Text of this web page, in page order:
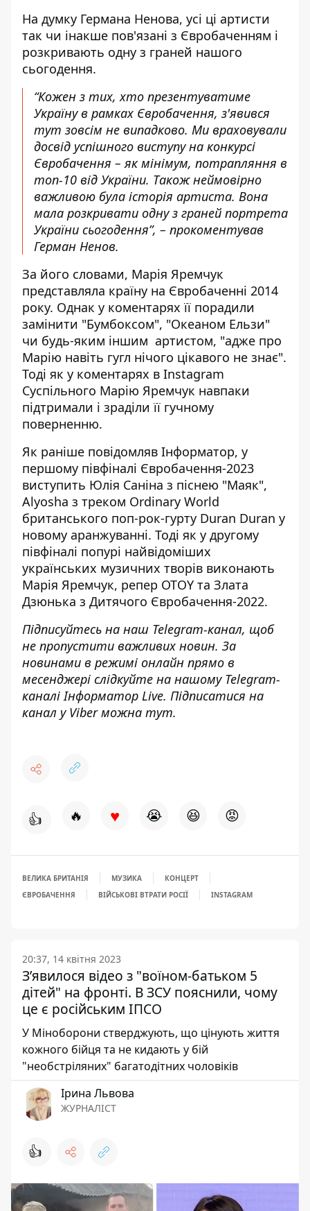
На думку Германа Ненова, усі ці артисти
так чи інакше пов'язані з Євробаченням і
розкривають одну з граней нашого
сьогодення.
“Кожен з тих, хто презентуватиме
Україну в рамках Євробачення, з'явився
тут зовсім не випадково. Ми враховували
досвід успішного виступу на конкурсі
Євробачення – як мінімум, потрапляння в
топ-10 від України. Такожнеймовірно
важливою була історія артиста. Вона
мала розкривати одну з граней портрета
України сьогодення”, – прокоментував
Герман Ненов.
За його словами, Марія Яремчук
представляла країну на Євробаченні 2014
року. Однак у коментарях її порадили
замінити "Бумбоксом", "Океаном Ельзи"
чи будь-яким іншим артистом, "адже про
Марію навіть гугл нічого цікавого не знає".
Тоді як у коментарях в Instagram
Суспільного Марію Яремчук навпаки
підтримали і зраділи її гучному
поверненню.
Як раніше повідомляв Інформатор, у
першому півфіналі Євробачення-2023
виступить Юлія Саніна з піснею "Маяк",
Alyosha з треком Ordinary World
британського поп-рок-гурту Duran Duran у
новому аранжуванні. Тоді як у другому
півфіналі попурі найвідоміших
українських музичних творів виконають
Марія Яремчук, репер OTOY та Злата
Дзюнька з Дитячого Євробачення-2022.
Підписуйтесь на наш Telegram-канал, щоб
не пропустити важливих новин. За
новинами в режимі онлайн прямо в
месенджері слідкуйте на нашому Telegram-
каналіІнформатор Live. Підписатися на
канал у Viber можна тут.
👍 🔥 ♥ 😭 😆 😡
ВЕЛИКА БРИТАНІЯ МУЗИКА
КОНЦЕРТ
ЄВРОБАЧЕННЯ
ВІЙСЬКОВІ ВТРАТИ РОСІЇ INSTAGRAM
20:37, 14 квітня 2023
Зʼявилося відео з "воїном-батьком 5
дітей" на фронті. В ЗСУ пояснили, чому
це є російським ІПСО
У Міноборони стверджують, що цінують життя
кожного бійця та не кидають у бій
"необстріляних" багатодітних чоловіків
Ірина Львова
ЖУРНАЛІСТ
👍